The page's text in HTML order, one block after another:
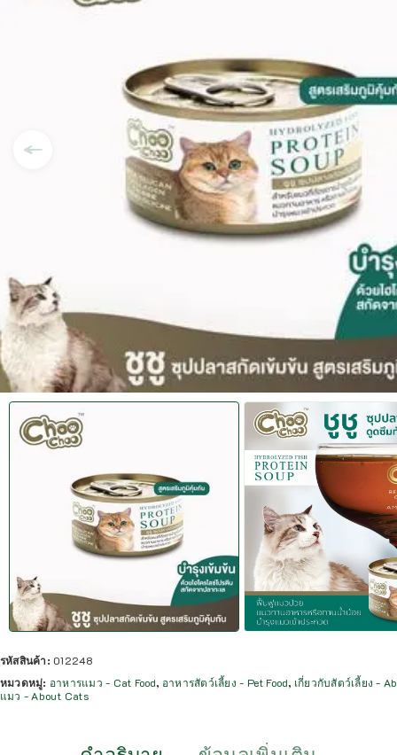
รหัสสินค้า: 012248
หมวดหมู่: อาหารแมว - Cat Food, อาหารสัตว์เลี้ยง - Pet Food, เกี่ยวกับสัตว์เลี้ยง -
แมว - About Cats